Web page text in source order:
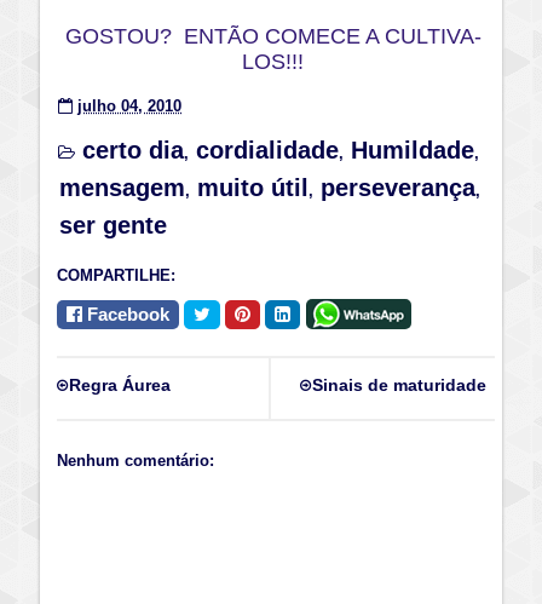
GOSTOU? ENTÃO COMECE A CULTIVA-
LOS!!!
julho 04, 2010
certo dia, cordialidade, Humildade,
mensagem, muito útil, perseverança,
ser gente
COMPARTILHE:
Facebook
Sinais de maturidade
Regra Áurea
Nenhum comentário: